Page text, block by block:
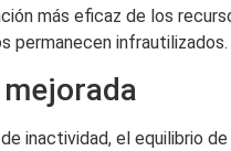
más eficaz de los
permanecen infrautilizados.
inactividad, el equilibrio